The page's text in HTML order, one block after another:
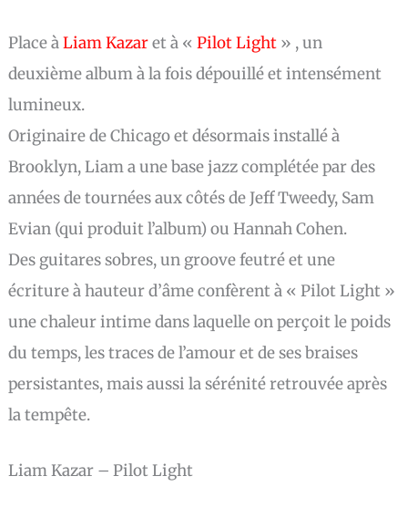
Place àLiam Kazaret à «Pilot Light » , un
deuxième album à la fois dépouillé et intensément
lumineux.
Originaire de Chicago et désormais installé à
Brooklyn, Liam a une base jazz complétée par des
années de tournées aux côtés de Jeff Tweedy, Sam
Evian (qui produit l’album) ou Hannah Cohen.
Des guitares sobres, un groove feutré et une
écriture à hauteur d’âme confèrent à « Pilot Light »
une chaleur intime dans laquelle on perçoit le poids
du temps, les traces de l’amour et de ses braises
persistantes, mais aussi la sérénité retrouvée après
la tempête.
Liam Kazar – Pilot Light